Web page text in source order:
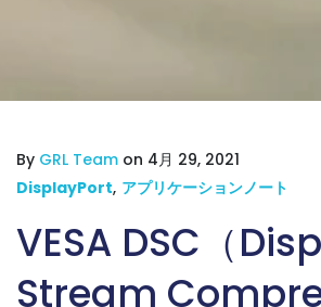
By GRL Team on 4月 29, 2021
DisplayPort, アプリケーションノート
VESA DSC（
Stream